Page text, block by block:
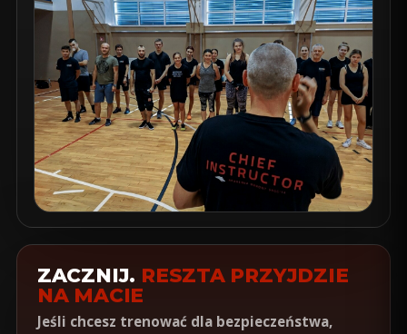
ZACZNIJ. RESZTA PRZYJDZIE
NA MACIE
Jeśli chcesz trenować dla bezpieczeństwa,